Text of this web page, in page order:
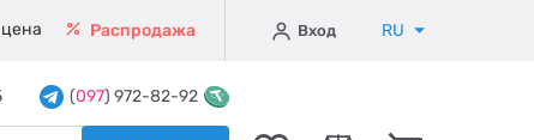
Распродажа Вход RU
(097) 972-82-92